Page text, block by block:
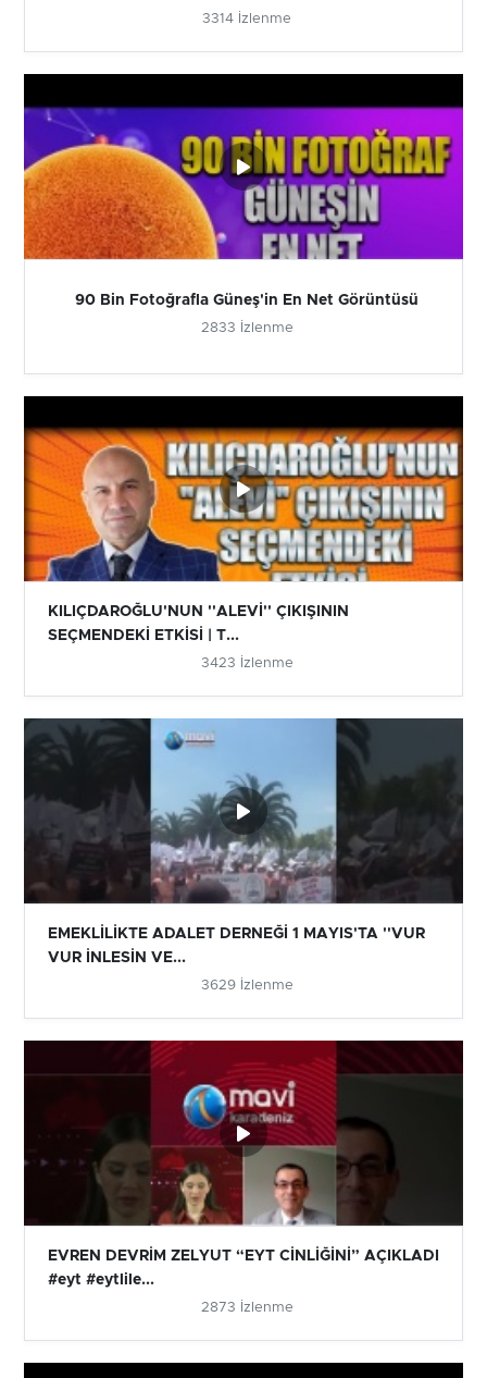
3314 İzlenme
90 Bin Fotoğrafla Güneş'in En Net Görüntüsü
2833 İzlenme
KILIÇDAROĞLU'NUN ''ALEVİ'' ÇIKIŞININ
SEÇMENDEKİ ETKİSİ | T...
3423 İzlenme
EMEKLİLİKTE ADALET DERNEĞİ 1 MAYIS'TA ''VUR
VUR İNLESİN VE...
3629 İzlenme
EVREN DEVRİM ZELYUT “EYT CİNLİĞİNİ” AÇIKLADI
#eyt #eytlile...
2873 İzlenme